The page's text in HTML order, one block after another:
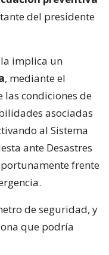
del presidente
implica un
, mediante el
condiciones de
asociadas
al Sistema
ante Desastres
frente
de seguridad, y
que podría